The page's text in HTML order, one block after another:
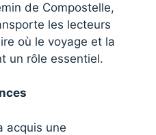
de Compostelle,
les lecteurs
où le voyage et la
un rôle essentiel.
acquis une